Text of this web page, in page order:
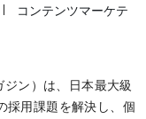
コンテンツマーケテ
ン）は、日本最大級
採用課題を解決し、個